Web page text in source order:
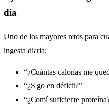
día
Uno de los mayores retos para
ingesta diaria:
“¿Cuántas calorías me
“¿Sigo en déficit?”
“¿Comí suficiente